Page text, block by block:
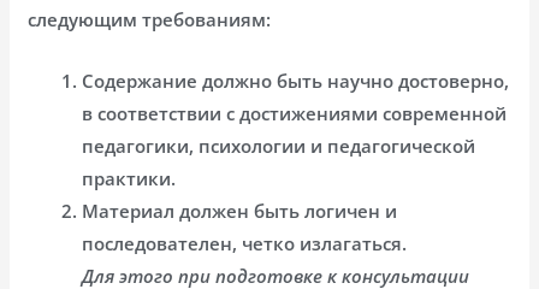
следующим требованиям:
Содержание должно быть научно достоверно,
в соответствии с достижениями современной
педагогики, психологии и педагогической
практики.
Материал должен быть логичен и
последователен, четко излагаться.
Для этого при подготовке к консультации